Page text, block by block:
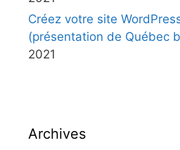
Créez votre site
(présentation de Québec
2021
Archives